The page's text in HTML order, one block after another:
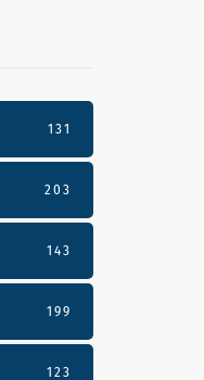
131
203
143
199
123